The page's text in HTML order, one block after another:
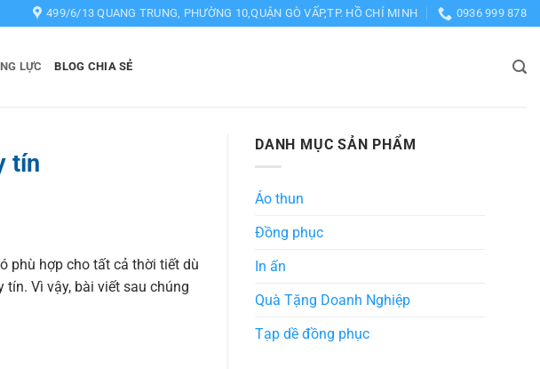
499/6/13 QUANG TRUNG, PHƯỜNG 10,QUẬN GÒ VẤP,TP. HỒ CHÍ MINH 0936 999 878
LỰC BLOG CHIA SẺ
tín
phù hợp cho tất cả thời tiết dù
Vì vậy, bài viết sau chúng
DANH MỤC SẢN PHẨM
Áo thun
Đồng phục
In ấn
Quà Tặng Doanh Nghiệp
Tạp dề đồng phục